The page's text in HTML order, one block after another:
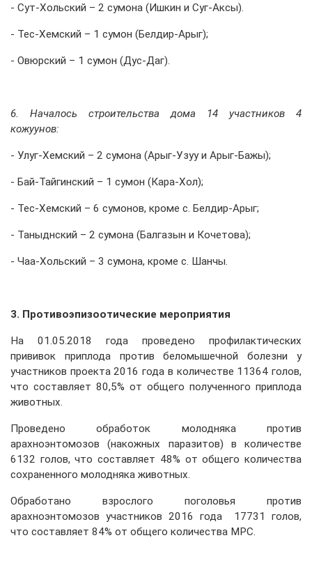
- Сут-Хольский – 2 сумона (Ишкин и Суг-Аксы).
- Тес-Хемский – 1 сумон (Белдир-Арыг);
- Овюрский – 1 сумон (Дус-Даг).
6. Началось строительства дома 14 участников 4
кожуунов:
- Улуг-Хемский – 2 сумона (Арыг-Узуу и Арыг-Бажы);
- Бай-Тайгинский – 1 сумон (Кара-Хол);
- Тес-Хемский – 6 сумонов, кроме с. Белдир-Арыг;
- Таныднский – 2 сумона (Балгазын и Кочетова);
- Чаа-Хольский – 3 сумона, кроме с. Шанчы.
3. Противоэпизоотические мероприятия
На 01.05.2018 года проведено профилактических
прививок приплода против беломышечной болезни у
участников проекта 2016 года в количестве 11364 голов,
что составляет 80,5% от общего полученного приплода
животных.
Проведено обработок молодняка против
арахноэнтомозов (накожных паразитов) в количестве
6132 голов, что составляет 48% от общего количества
сохраненного молодняка животных.
Обработано взрослого поголовья против
арахноэнтомозов участников 2016 года 17731 голов,
что составляет 84% от общего количества МРС.